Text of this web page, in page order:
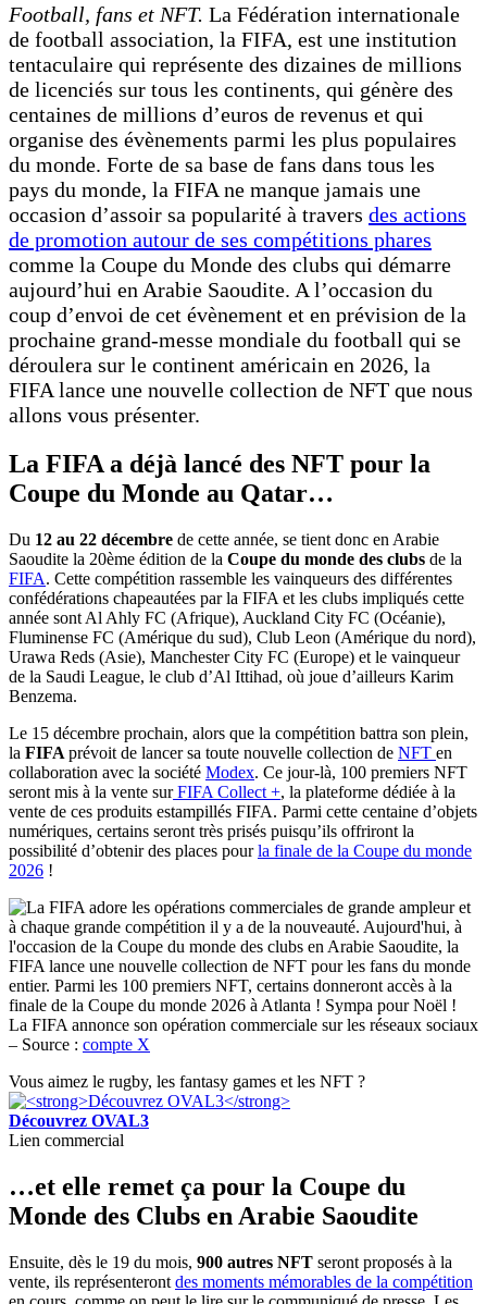
Football, fans et NFT. La Fédération internationale
de football association, la FIFA, est une institution
tentaculaire qui représente des dizaines de millions
de licenciés sur tous les continents, qui génère des
centaines de millions d’euros de revenus et qui
organise des évènements parmi les plus populaires
du monde. Forte de sa base de fans dans tous les
pays du monde, la FIFA ne manque jamais une
occasion d’assoir sa popularité à travers des actions
de promotion autour de ses compétitions phares
comme la Coupe du Monde des clubs qui démarre
aujourd’hui en Arabie Saoudite. A l’occasion du
coup d’envoi de cet évènement et en prévision de la
prochaine grand-messe mondiale du football qui se
déroulera sur le continent américain en 2026, la
FIFA lance une nouvelle collection de NFT que nous
allons vous présenter.
La FIFA a déjà lancé des NFT pour la
Coupe du Monde au Qatar…
Du 12 au 22 décembre de cette année, se tient donc en Arabie
Saoudite la 20ème édition de la Coupe du monde des clubs de la
FIFA. Cette compétition rassemble les vainqueurs des différentes
confédérations chapeautées par la FIFA et les clubs impliqués cette
année sont Al Ahly FC (Afrique), Auckland City FC (Océanie),
Fluminense FC (Amérique du sud), Club Leon (Amérique du nord),
Urawa Reds (Asie), Manchester City FC (Europe) et le vainqueur
de la Saudi League, le club d’Al Ittihad, où joue d’ailleurs Karim
Benzema.
Le 15 décembre prochain, alors que la compétition battra son plein,
la FIFA prévoit de lancer sa toute nouvelle collection de NFT en
collaboration avec la société Modex. Ce jour-là, 100 premiers NFT
seront mis à la vente surFIFA Collect +, la plateforme dédiée à la
vente de ces produits estampillés FIFA. Parmi cette centaine d’objets
numériques, certains seront très prisés puisqu’ils offriront la
possibilité d’obtenir des places pourla finale de la Coupe du monde
2026 !
La FIFA annonce son opération commerciale sur les réseaux sociaux
– Source : compte X
Vous aimez le rugby, les fantasy games et les NFT ?
Découvrez OVAL3
Lien commercial
…et elle remet ça pour la Coupe du
Monde des Clubs en Arabie Saoudite
Ensuite, dès le 19 du mois, 900 autres NFT seront proposés à la
vente, ils représenteront des moments mémorables de la compétition